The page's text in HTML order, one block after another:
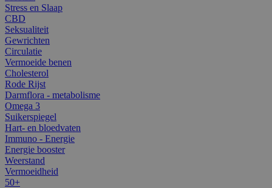
Stress en Slaap
CBD
Seksualiteit
Gewrichten
Circulatie
Vermoeide benen
Cholesterol
Rode Rijst
Darmflora - metabolisme
Omega 3
Suikerspiegel
Hart- en bloedvaten
Immuno - Energie
Energie booster
Weerstand
Vermoeidheid
50+